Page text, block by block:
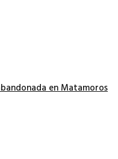
en Matamoros